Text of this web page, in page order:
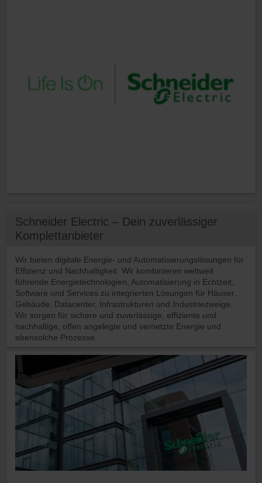
Schneider Electric – Dein zuverlässiger
Komplettanbieter
Wir bieten digitale Energie- und Automatisierungslösungen für
Effizienz und Nachhaltigkeit. Wir kombinieren weltweit
führende Energietechnologien, Automatisierung in Echtzeit,
Software und Services zu integrierten Lösungen für Häuser,
Gebäude, Datacenter, Infrastrukturen und Industriezweige.
Wir sorgen für sichere und zuverlässige, effiziente und
nachhaltige, offen angelegte und vernetzte Energie und
ebensolche Prozesse.